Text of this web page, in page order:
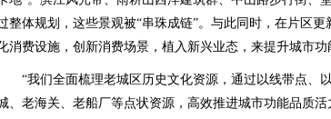
整体规划，这些景观被“串珠成链”。与此同时，在片区
消费设施，创新消费场景，植入新兴业态，来提升城市功
“我们全面梳理老城区历史文化资源，通过以线带点、
、老海关、老船厂等点状资源，高效推进城市功能品质活